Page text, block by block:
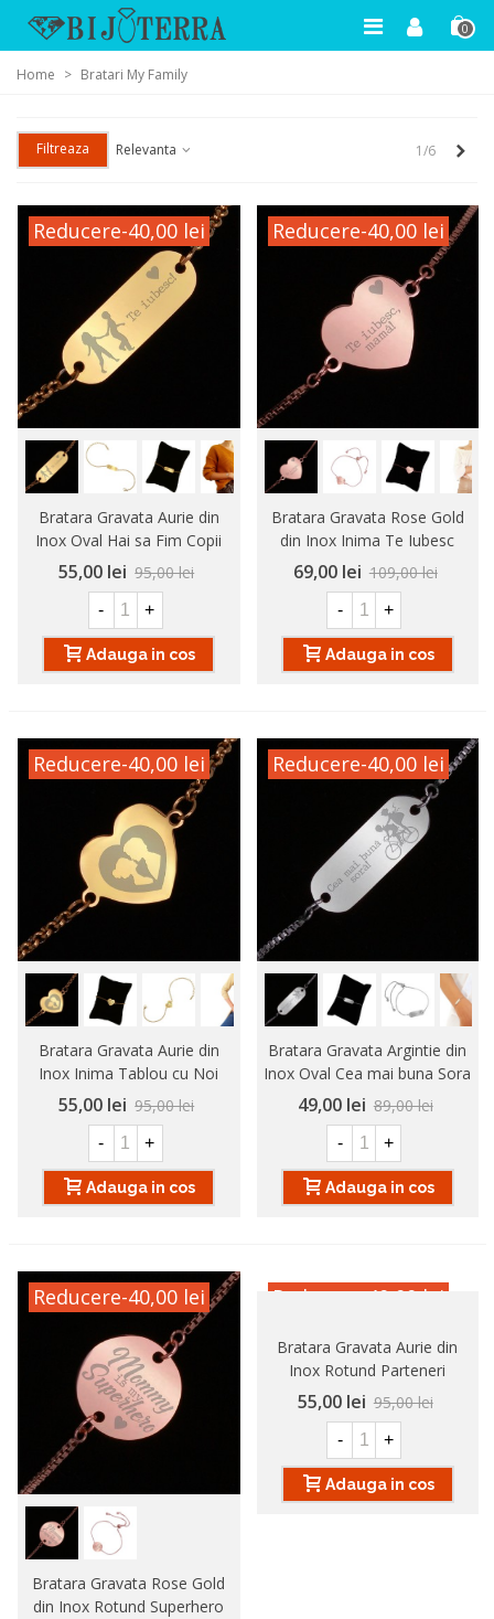
0
Home > Bratari My Family
Filtreaza Relevanta 1/6
Reducere-40,00 lei
Bratara Gravata Aurie din
Inox Oval Hai sa Fim Copii
55,00 lei 95,00 lei
- +
Adauga in cos
Reducere-40,00 lei
Bratara Gravata Rose Gold
din Inox Inima Te Iubesc
Mama
69,00 lei 109,00 lei
- +
Adauga in cos
Reducere-40,00 lei
Bratara Gravata Aurie din
Inox Inima Tablou cu Noi
Doi
55,00 lei 95,00 lei
- +
Adauga in cos
Reducere-40,00 lei
Bratara Gravata Argintie din
Inox Oval Cea mai buna Sora
49,00 lei 89,00 lei
- +
Adauga in cos
Reducere-40,00 lei
Bratara Gravata Rose Gold
din Inox Rotund Superhero
Reducere-40,00 lei
Bratara Gravata Aurie din
Inox Rotund Parteneri
55,00 lei 95,00 lei
- +
Adauga in cos